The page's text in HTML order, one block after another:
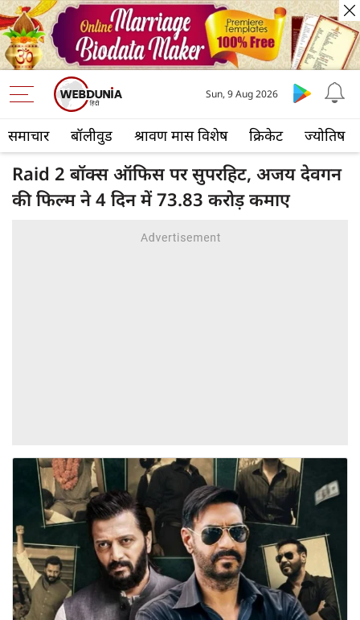
समाचार बॉलीवुड श्रावण मास विशेष क्रिकेट ज्योतिष
Sun, 9 Aug 2026
Raid 2 बॉक्स ऑफिस पर सुपरहिट, अजय देवगन
की फिल्म ने 4 दिन में 73.83 करोड़ कमाए